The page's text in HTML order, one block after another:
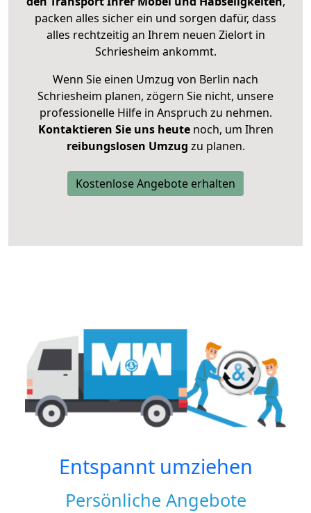
packen alles sicher ein und sorgen dafür, dass
alles rechtzeitig an Ihrem neuen Zielort in
Schriesheim ankommt.
Wenn Sie einen Umzug von Berlin nach
Schriesheim planen, zögern Sie nicht, unsere
professionelle Hilfe in Anspruch zu nehmen.
Kontaktieren Sie uns heutenoch, um Ihren
reibungslosen Umzug zu planen.
Kostenlose Angebote erhalten
Entspannt umziehen
Persönliche Angebote